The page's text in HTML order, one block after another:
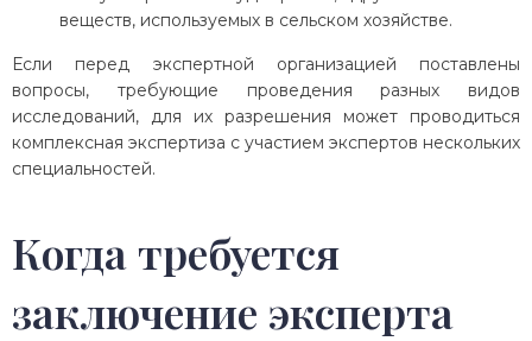
веществ, используемых в сельском хозяйстве.
Если перед экспертной организацией поставлены
вопросы, требующие проведения разных видов
исследований, для их разрешения может проводиться
комплексная экспертиза с участием экспертов нескольких
специальностей.
Когда требуется
заключение эксперта